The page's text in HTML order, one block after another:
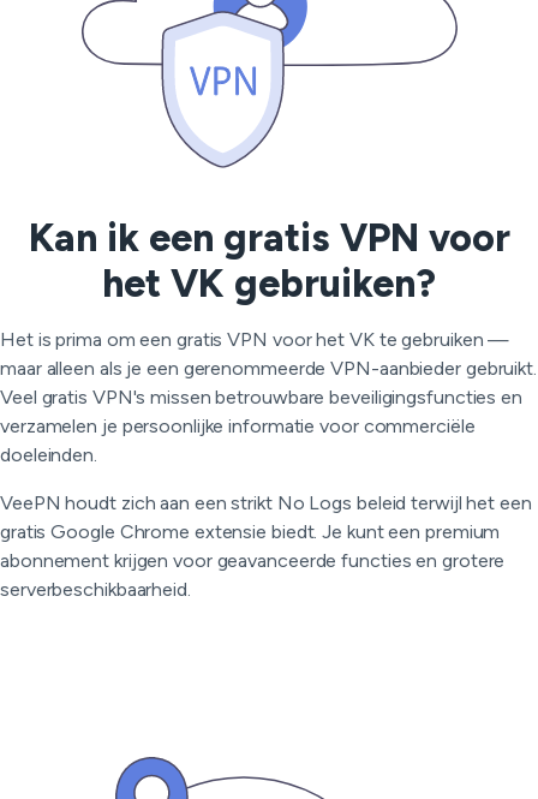
Kan ik een gratis VPN voor
het VK gebruiken?
Het is prima om een gratis VPN voor het VK te gebruiken —
maar alleen als je een gerenommeerde VPN-aanbieder gebruikt.
Veel gratis VPN's missen betrouwbare beveiligingsfuncties en
verzamelen je persoonlijke informatie voor commerciële
doeleinden.
VeePN houdt zich aan een strikt No Logs beleid terwijl het een
gratis Google Chrome extensie biedt. Je kunt een premium
abonnement krijgen voor geavanceerde functies en grotere
serverbeschikbaarheid.